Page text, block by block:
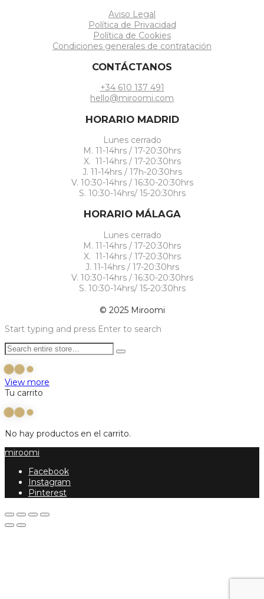
Aviso Legal
Política de Privacidad
Política de Cookies
Condiciones generales de contratación
CONTÁCTANOS
+34 610 137 491
hello@miroomi.com
HORARIO MADRID
Lunes cerrado
M. 11-14hrs / 17-20:30hrs
X. 11-14hrs / 17-20:30hrs
J. 11-14hrs / 17h-20:30hrs
V. 10:30-14hrs / 16:30-20:30hrs
S. 10:30-14hrs/ 15-20:30hrs
HORARIO MÁLAGA
Lunes cerrado
M. 11-14hrs / 17-20:30hrs
X. 11-14hrs / 17-20:30hrs
J. 11-14hrs / 17-20:30hrs
V. 10:30-14hrs / 16:30-20:30hrs
S. 10:30-14hrs/ 15-20:30hrs
© 2025 Miroomi
Start typing and press Enter to search
View more
Tu carrito
No hay productos en el carrito.
miroomi
Facebook
Instagram
Pinterest